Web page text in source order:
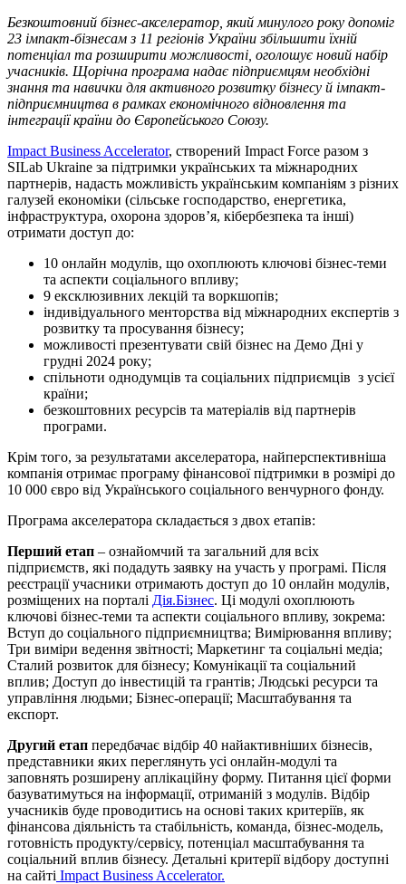
Безкоштовний бізнес-акселератор, який минулого року допоміг
23 імпакт-бізнесам з 11 регіонів України збільшити їхній
потенціал та розширити можливості, оголошує новий набір
учасників. Щорічна програма надає підприємцям необхідні
знання та навички для активного розвитку бізнесу й імпакт-
підприємництва в рамках економічного відновлення та
інтеграції країни до Європейського Союзу.
Impact Business Accelerator, створений Impact Force разом з
SILab Ukraine за підтримки українських та міжнародних
партнерів, надасть можливість українським компаніям з різних
галузей економіки (сільське господарство, енергетика,
інфраструктура, охорона здоров’я, кібербезпека та інші)
отримати доступ до:
10 онлайн модулів, що охоплюють ключові бізнес-теми
та аспекти соціального впливу;
9 ексклюзивних лекцій та воркшопів;
індивідуального менторства від міжнародних експертів з
розвитку та просування бізнесу;
можливості презентувати свій бізнес на Демо Дні у
грудні 2024 року;
спільноти однодумців та соціальних підприємців з усієї
країни;
безкоштовних ресурсів та матеріалів від партнерів
програми.
Крім того, за результатами акселератора, найперспективніша
компанія отримає програму фінансової підтримки в розмірі до
10 000 євро від Українського соціального венчурного фонду.
Програма акселератора складається з двох етапів:
Перший етап – ознайомчий та загальний для всіх
підприємств, які подадуть заявку на участь у програмі. Після
реєстрації учасники отримають доступ до 10 онлайн модулів,
розміщених на порталі Дія.Бізнес. Ці модулі охоплюють
ключові бізнес-теми та аспекти соціального впливу, зокрема:
Вступ до соціального підприємництва; Вимірювання впливу;
Три виміри ведення звітності; Маркетинг та соціальні медіа;
Сталий розвиток для бізнесу; Комунікації та соціальний
вплив; Доступ до інвестицій та грантів; Людські ресурси та
управління людьми; Бізнес-операції; Масштабування та
експорт.
Другий етап передбачає відбір 40 найактивніших бізнесів,
представники яких переглянуть усі онлайн-модулі та
заповнять розширену аплікаційну форму. Питання цієї форми
базуватимуться на інформації, отриманій з модулів. Відбір
учасників буде проводитись на основі таких критеріїв, як
фінансова діяльність та стабільність, команда, бізнес-модель,
готовність продукту/сервісу, потенціал масштабування та
соціальний вплив бізнесу. Детальні критерії відбору доступні
на сайті Impact Business Accelerator.